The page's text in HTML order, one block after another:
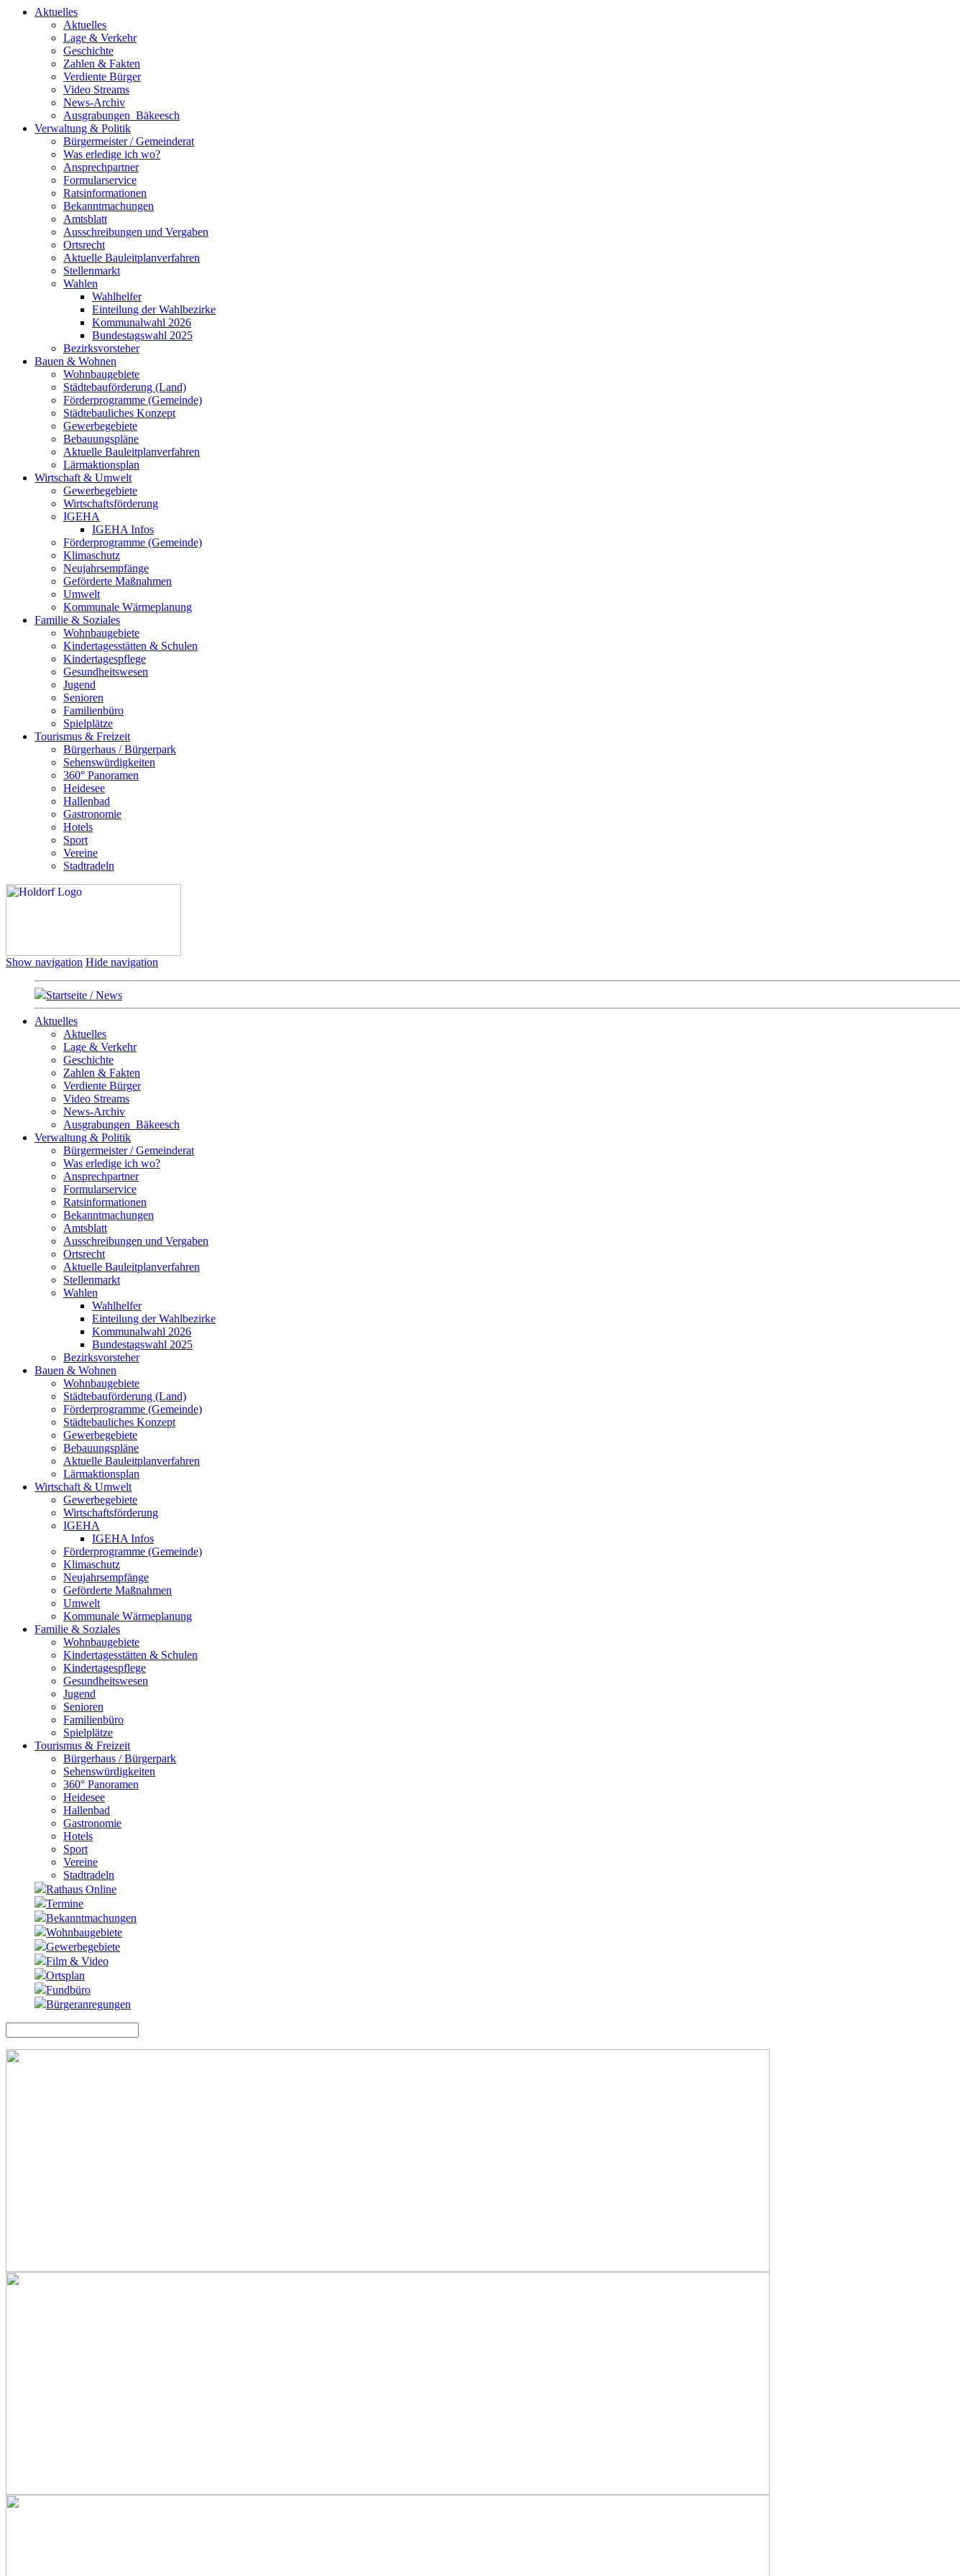
Aktuelles
Aktuelles
Lage & Verkehr
Geschichte
Zahlen & Fakten
Verdiente Bürger
Video Streams
News-Archiv
Ausgrabungen_Bäkeesch
Verwaltung & Politik
Bürgermeister / Gemeinderat
Was erledige ich wo?
Ansprechpartner
Formularservice
Ratsinformationen
Bekanntmachungen
Amtsblatt
Ausschreibungen und Vergaben
Ortsrecht
Aktuelle Bauleitplanverfahren
Stellenmarkt
Wahlen
Wahlhelfer
Einteilung der Wahlbezirke
Kommunalwahl 2026
Bundestagswahl 2025
Bezirksvorsteher
Bauen & Wohnen
Wohnbaugebiete
Städtebauförderung (Land)
Förderprogramme (Gemeinde)
Städtebauliches Konzept
Gewerbegebiete
Bebauungspläne
Aktuelle Bauleitplanverfahren
Lärmaktionsplan
Wirtschaft & Umwelt
Gewerbegebiete
Wirtschaftsförderung
IGEHA
IGEHA Infos
Förderprogramme (Gemeinde)
Klimaschutz
Neujahrsempfänge
Geförderte Maßnahmen
Umwelt
Kommunale Wärmeplanung
Familie & Soziales
Wohnbaugebiete
Kindertagesstätten & Schulen
Kindertagespflege
Gesundheitswesen
Jugend
Senioren
Familienbüro
Spielplätze
Tourismus & Freizeit
Bürgerhaus / Bürgerpark
Sehenswürdigkeiten
360° Panoramen
Heidesee
Hallenbad
Gastronomie
Hotels
Sport
Vereine
Stadtradeln
Show navigation Hide navigation
Startseite / News
Aktuelles
Aktuelles
Lage & Verkehr
Geschichte
Zahlen & Fakten
Verdiente Bürger
Video Streams
News-Archiv
Ausgrabungen_Bäkeesch
Verwaltung & Politik
Bürgermeister / Gemeinderat
Was erledige ich wo?
Ansprechpartner
Formularservice
Ratsinformationen
Bekanntmachungen
Amtsblatt
Ausschreibungen und Vergaben
Ortsrecht
Aktuelle Bauleitplanverfahren
Stellenmarkt
Wahlen
Wahlhelfer
Einteilung der Wahlbezirke
Kommunalwahl 2026
Bundestagswahl 2025
Bezirksvorsteher
Bauen & Wohnen
Wohnbaugebiete
Städtebauförderung (Land)
Förderprogramme (Gemeinde)
Städtebauliches Konzept
Gewerbegebiete
Bebauungspläne
Aktuelle Bauleitplanverfahren
Lärmaktionsplan
Wirtschaft & Umwelt
Gewerbegebiete
Wirtschaftsförderung
IGEHA
IGEHA Infos
Förderprogramme (Gemeinde)
Klimaschutz
Neujahrsempfänge
Geförderte Maßnahmen
Umwelt
Kommunale Wärmeplanung
Familie & Soziales
Wohnbaugebiete
Kindertagesstätten & Schulen
Kindertagespflege
Gesundheitswesen
Jugend
Senioren
Familienbüro
Spielplätze
Tourismus & Freizeit
Bürgerhaus / Bürgerpark
Sehenswürdigkeiten
360° Panoramen
Heidesee
Hallenbad
Gastronomie
Hotels
Sport
Vereine
Stadtradeln
Rathaus Online
Termine
Bekanntmachungen
Wohnbaugebiete
Gewerbegebiete
Film & Video
Ortsplan
Fundbüro
Bürgeranregungen